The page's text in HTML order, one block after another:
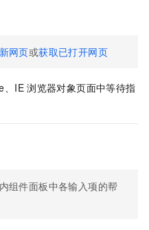
网页或获取已打开网页
、IE 浏览器对象页面中等待指
组件面板中各输入项的帮